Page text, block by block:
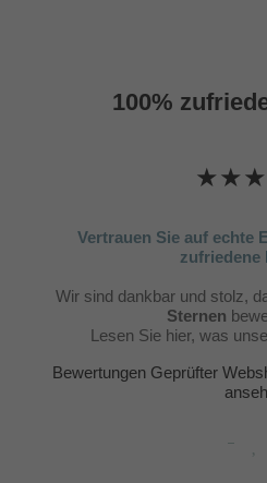
100%
Vertrauen Sie auf echte
zufriedene
Wir sind dankbar und stolz,
Sternen
Lesen Sie hier, was
Bewertungen Geprüfter